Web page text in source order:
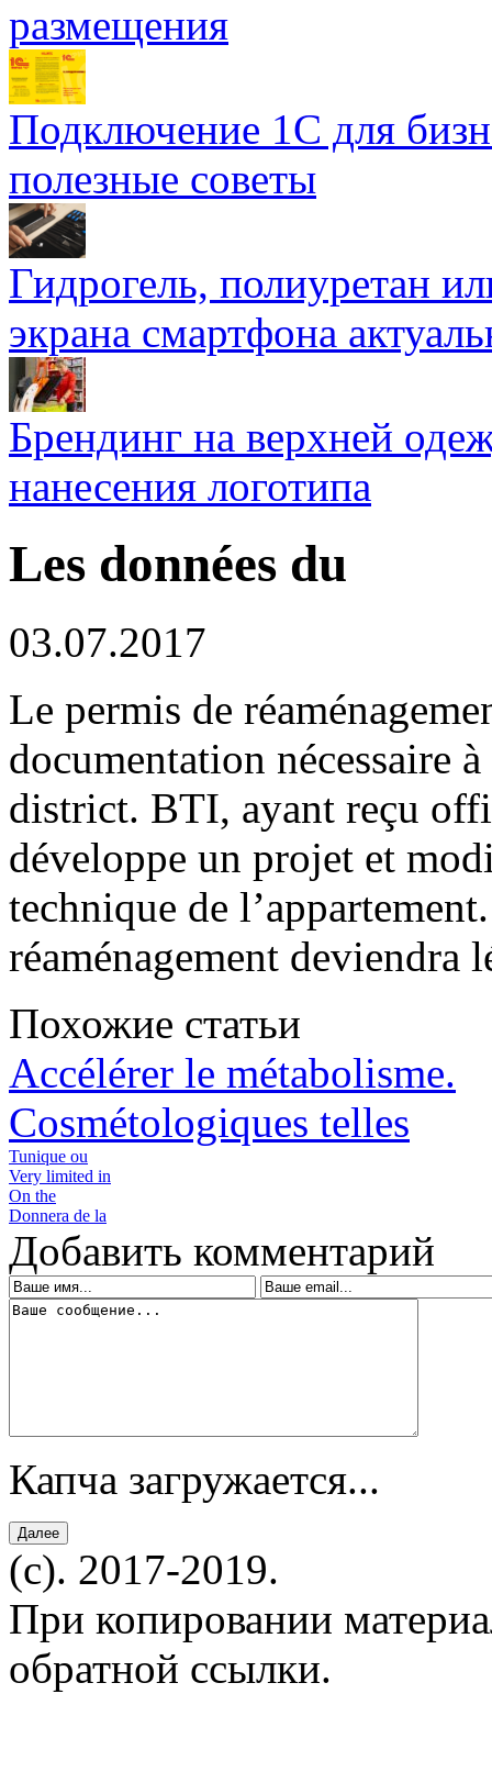
размещения
Подключение 1С для
полезные советы
Гидрогель, полиуретан
экрана смартфона
Брендинг на верхней
нанесения логотипа
Les données du
03.07.2017
Le permis de
documentation nécessaire
district. BTI, ayant reçu
développe un projet et
technique de
réaménagement deviendra
Похожие статьи
Accélérer le métabolisme.
Cosmétologiques telles
Tunique ou
Very limited in
On the
Donnera de la
Добавить комментарий
Капча загружается...
(c). 2017-2019.
При копировании
обратной ссылки.